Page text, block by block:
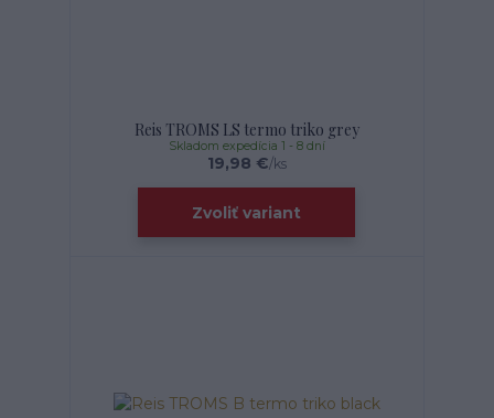
Reis TROMS LS termo triko grey
19,98 €/ks
Skladom expedícia 1 - 8 dní
Zvoliť variant